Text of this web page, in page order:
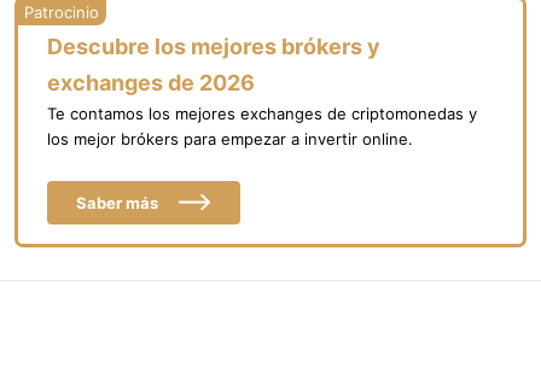
Descubre los mejores brókers y
exchanges de 2026
Te contamos los mejores exchanges de criptomonedas y
los mejor brókers para empezar a invertir online.
Saber más